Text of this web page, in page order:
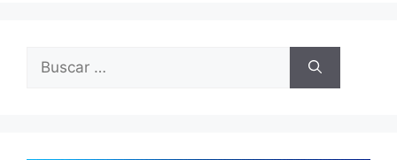
Buscar: